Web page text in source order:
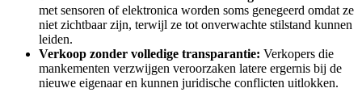
met sensoren of elektronica worden soms genegeerd omdat ze
niet zichtbaar zijn, terwijl ze tot onverwachte stilstand kunnen
leiden.
Verkoop zonder volledige transparantie: Verkopers die
mankementen verzwijgen veroorzaken latere ergernis bij de
nieuwe eigenaar en kunnen juridische conflicten uitlokken.